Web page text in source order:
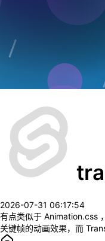
2026-07-31 06:17:54
有点类似于 Animation.css
关键帧的动画效果，而